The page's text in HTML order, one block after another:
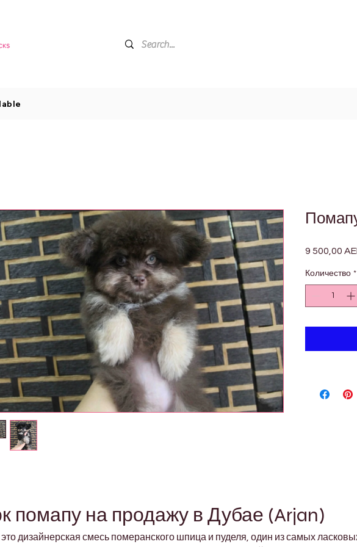
9 500,00
Количество *
помапу на продажу в Дубае (Arjan)
дизайнерская смесь померанского шпица и пуделя, один из самых